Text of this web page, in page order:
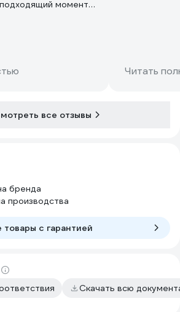
момент
Читать
все отзывы
бренда
производства
c гарантией
Скачать всю